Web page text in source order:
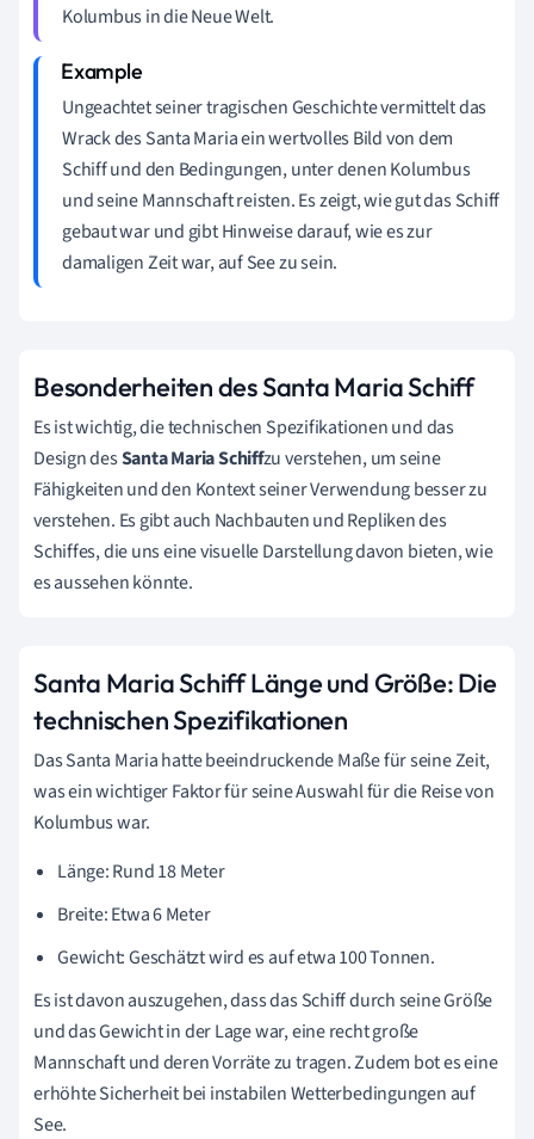
Kolumbus in die Neue Welt.
Ungeachtet seiner tragischen Geschichte vermittelt das
Wrack des Santa Maria ein wertvolles Bild von dem
Schiff und den Bedingungen, unter denen Kolumbus
und seine Mannschaft reisten. Es zeigt, wie gut das Schiff
gebaut war und gibt Hinweise darauf, wie es zur
damaligen Zeit war, auf See zu sein.
Besonderheiten des Santa Maria Schiff
Es ist wichtig, die technischen Spezifikationen und das
Design desSanta Maria Schiffzu verstehen, um seine
Fähigkeiten und den Kontext seiner Verwendung besser zu
verstehen. Es gibt auch Nachbauten und Repliken des
Schiffes, die uns eine visuelle Darstellung davon bieten, wie
es aussehen könnte.
Santa Maria Schiff Länge und Größe: Die
technischen Spezifikationen
Das Santa Maria hatte beeindruckende Maße für seine Zeit,
was ein wichtiger Faktor für seine Auswahl für die Reise von
Kolumbus war.
Länge: Rund 18 Meter
Breite: Etwa 6 Meter
Gewicht: Geschätzt wird es auf etwa 100 Tonnen.
Es ist davon auszugehen, dass das Schiff durch seine Größe
und das Gewicht in der Lage war, eine recht große
Mannschaft und deren Vorräte zu tragen. Zudem bot es eine
erhöhte Sicherheit bei instabilen Wetterbedingungen auf
See.